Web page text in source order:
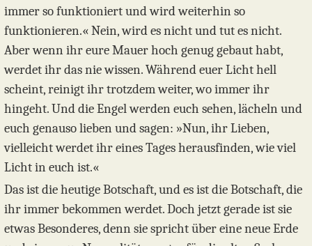
immer so funktioniert und wird weiterhin so
funktionieren.« Nein, wird es nicht und tut es nicht.
Aber wenn ihr eure Mauer hoch genug gebaut habt,
werdet ihr das nie wissen. Während euer Licht hell
scheint, reinigt ihr trotzdem weiter, wo immer ihr
hingeht. Und die Engel werden euch sehen, lächeln und
euch genauso lieben und sagen: »Nun, ihr Lieben,
vielleicht werdet ihr eines Tages herausfinden, wie viel
Licht in euch ist.«
Das ist die heutige Botschaft, und es ist die Botschaft, die
ihr immer bekommen werdet. Doch jetzt gerade ist sie
etwas Besonderes, denn sie spricht über eine neue Erde